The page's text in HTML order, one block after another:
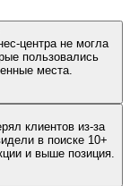
центра не могла
пользовались
места.
клиентов из-за
в поиске 10+
и выше позиция.